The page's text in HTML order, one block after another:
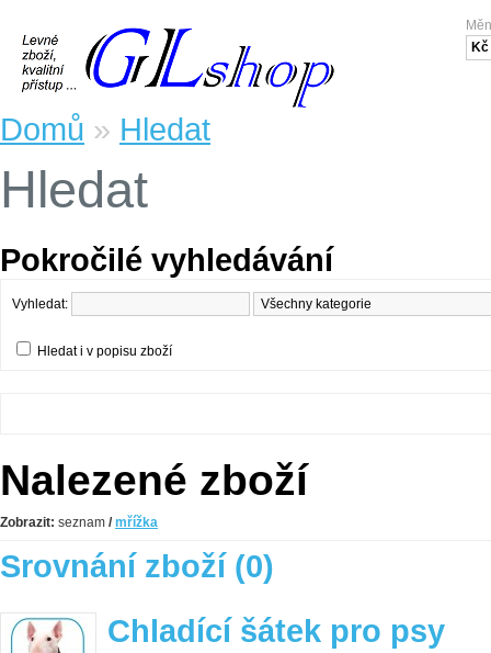
Kč
Domů » Hledat
Hledat
Pokročilé vyhledávání
Vyhledat:
Hledat i v popisu zboží
Nalezené zboží
Zobrazit: seznam / mřížka
Srovnání zboží (0)
Chladící šátek pro psy